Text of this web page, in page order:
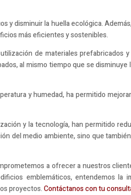
y disminuir la huella ecológica.
más eficientes y sostenibles.
de materiales prefabricados
al mismo tiempo que se disminuye
y humedad, ha permitido
y la tecnología, han permitido
del medio ambiente, sino que
a ofrecer a nuestros
emblemáticos, entendemos la
proyectos.Contáctanos con tu